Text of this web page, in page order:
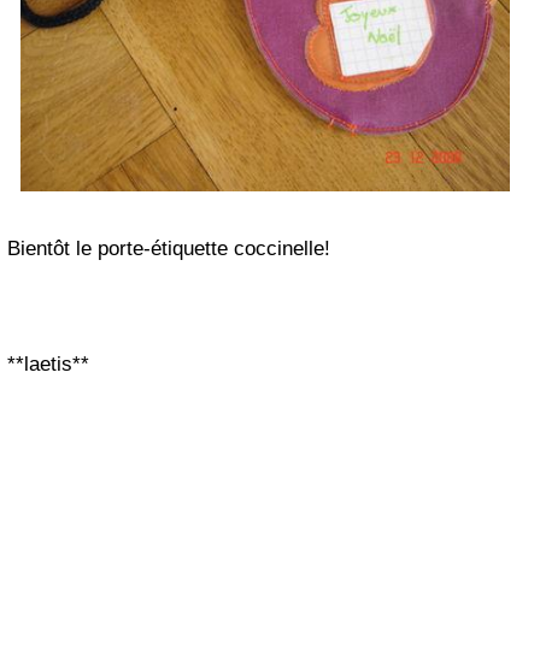
Bientôt le porte-étiquette coccinelle!
**laetis**